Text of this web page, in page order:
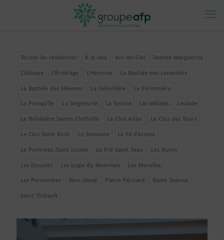
Toutes les résidences À la une Arc-en-Ciel Jeanne Marguerite
L'Abbaye L'Ermitage L'Hermine La Bastide des Lavandins
La Bastide des Méjeans La Génollière La Péronnière
La Presqu'île La Seigneurie La Source Las Mélaïes Laulade
Le Belvédère Sainte Clothilde Le Clos Adler Le Clos des Tours
Le Clos Saint Roch Le Domaine Le Fil d’Ariane
Le Pontreau Saint Lucien Le Pré Saint Jean Les Aures
Les Doucets Les Logis du Nivernais Les Morelles
Les Pervenches Non classé Pierre Péricard Reine Jeanne
Saint Thibault